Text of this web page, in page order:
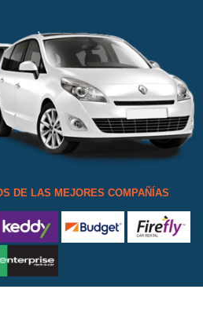
DE LAS MEJORES COMPAÑÍAS